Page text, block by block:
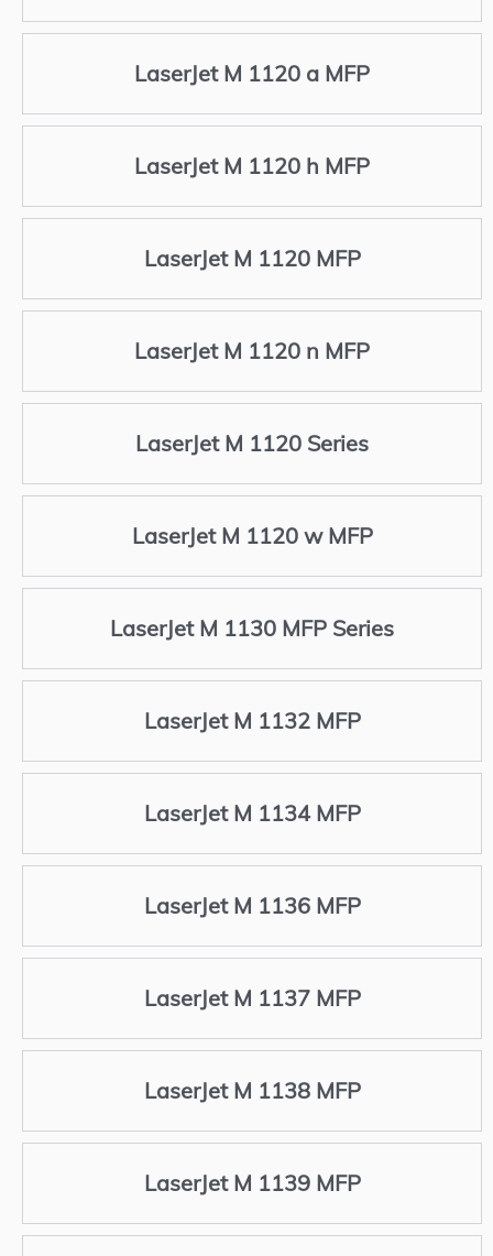
LaserJet M 1120 a MFP
LaserJet M 1120 h MFP
LaserJet M 1120 MFP
LaserJet M 1120 n MFP
LaserJet M 1120 Series
LaserJet M 1120 w MFP
LaserJet M 1130 MFP Series
LaserJet M 1132 MFP
LaserJet M 1134 MFP
LaserJet M 1136 MFP
LaserJet M 1137 MFP
LaserJet M 1138 MFP
LaserJet M 1139 MFP